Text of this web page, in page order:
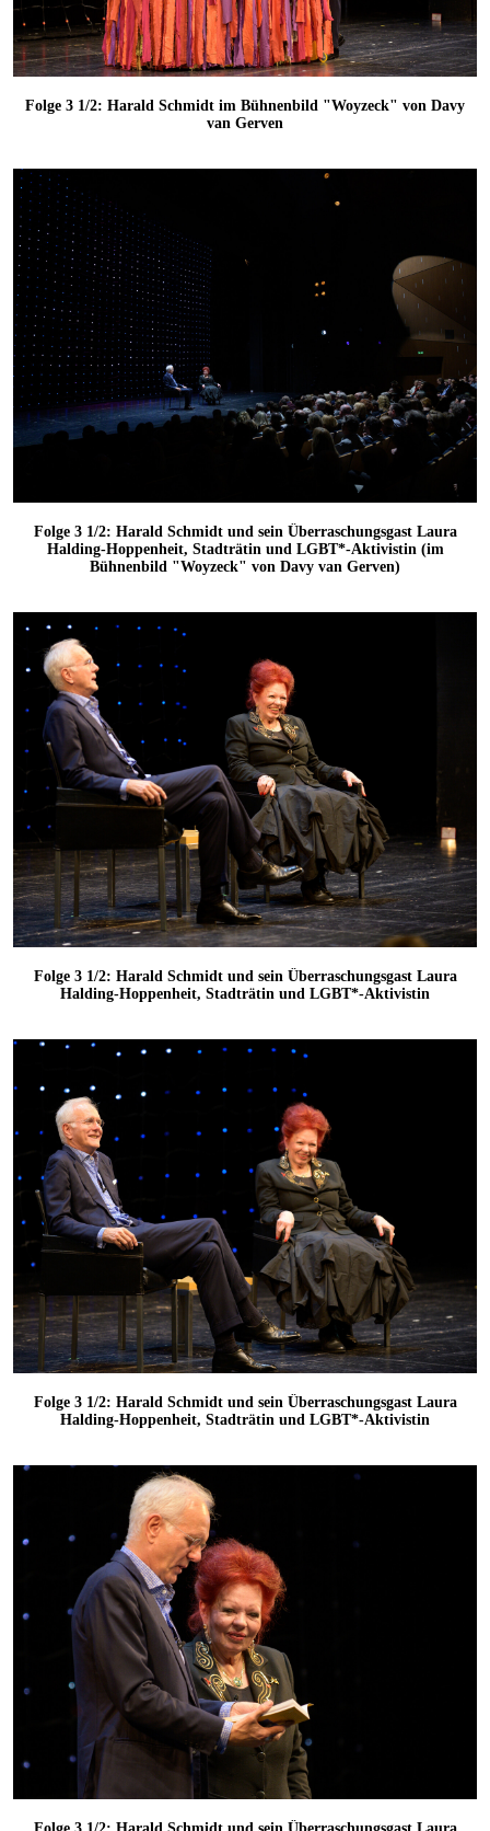
Folge 3 1/2: Harald Schmidt im Bühnenbild "Woyzeck" von Davy
van Gerven
Folge 3 1/2: Harald Schmidt und sein Überraschungsgast Laura
Halding-Hoppenheit, Stadträtin und LGBT*-Aktivistin (im
Bühnenbild "Woyzeck" von Davy van Gerven)
Folge 3 1/2: Harald Schmidt und sein Überraschungsgast Laura
Halding-Hoppenheit, Stadträtin und LGBT*-Aktivistin
Folge 3 1/2: Harald Schmidt und sein Überraschungsgast Laura
Halding-Hoppenheit, Stadträtin und LGBT*-Aktivistin